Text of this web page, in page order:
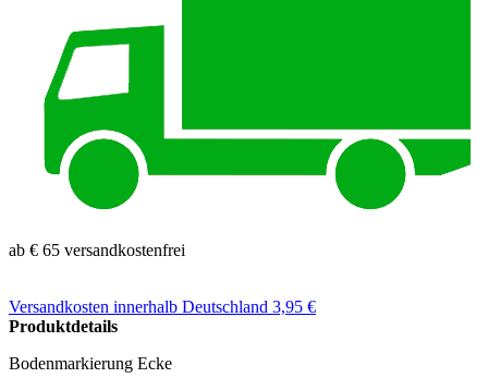
ab € 65 versandkostenfrei
Versandkosten innerhalb Deutschland 3,95 €
Produktdetails
Bodenmarkierung Ecke